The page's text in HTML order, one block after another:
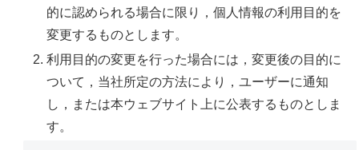
的に認められる場合に限り，個人情報の利用目的を
変更するものとします。
利用目的の変更を行った場合には，変更後の目的に
ついて，当社所定の方法により，ユーザーに通知
し，または本ウェブサイト上に公表するものとしま
す。